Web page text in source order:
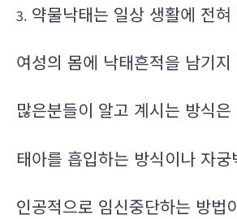
3. 약물낙태는 일상 생활에 전
여성의 몸에 낙태흔적을 남기
많은분들이 알고 계시는 방식은
태아를 흡입하는 방식이나 자궁
인공적으로 임신중단하는 방법